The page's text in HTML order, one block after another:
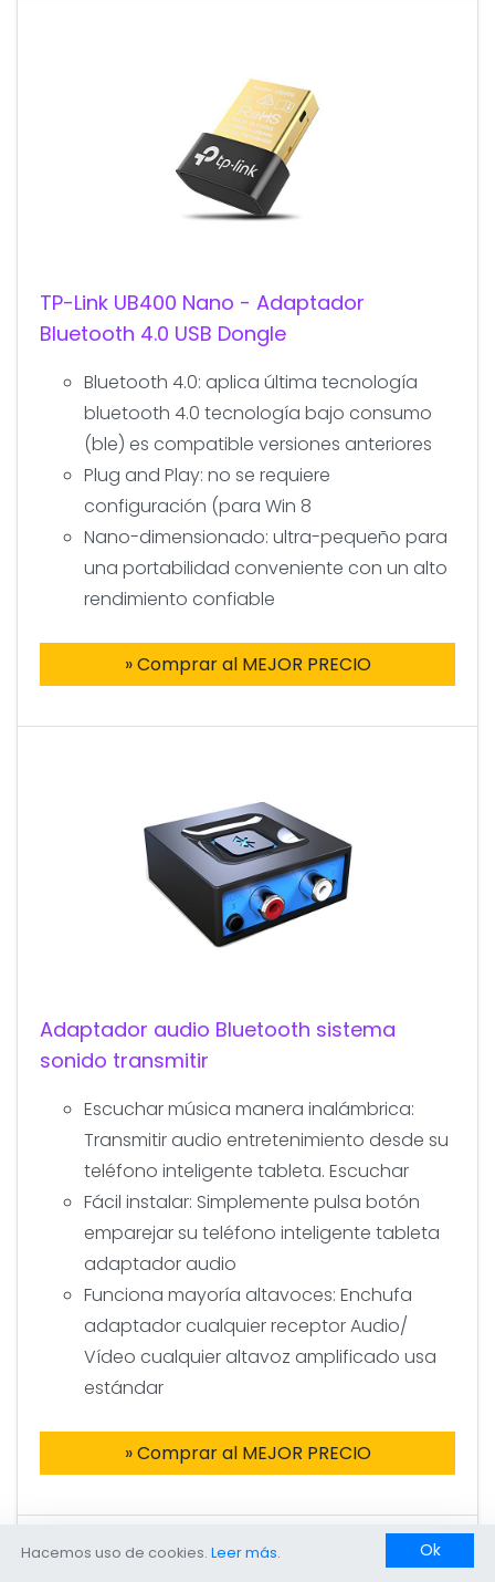
TP-Link UB400 Nano - Adaptador
Bluetooth 4.0 USB Dongle
Bluetooth 4.0: aplica última tecnología
bluetooth 4.0 tecnología bajo consumo
(ble) es compatible versiones anteriores
Plug and Play: no se requiere
configuración (para Win 8
Nano-dimensionado: ultra-pequeño para
una portabilidad conveniente con un alto
rendimiento confiable
» Comprar al MEJOR PRECIO
Adaptador audio Bluetooth sistema
sonido transmitir
Escuchar música manera inalámbrica:
Transmitir audio entretenimiento desde su
teléfono inteligente tableta. Escuchar
Fácil instalar: Simplemente pulsa botón
emparejar su teléfono inteligente tableta
adaptador audio
Funciona mayoría altavoces: Enchufa
adaptador cualquier receptor Audio/
Vídeo cualquier altavoz amplificado usa
estándar
» Comprar al MEJOR PRECIO
Hacemos uso de cookies. Leer más. Ok